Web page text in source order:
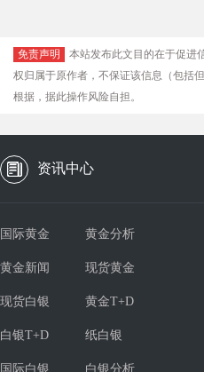
免责声明
本站发布此文目的在于促进
权归属于原作者，不保证该信息（包括
根据，据此操作风险自担。
资讯中心
国际黄金 黄金分析
黄金新闻 现货黄金
现货白银 黄金T+D
白银T+D 纸白银
国际白银 白银分析